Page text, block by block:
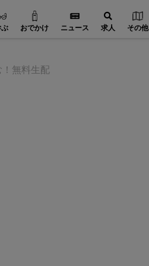
おでかけ ニュース 求人 その他
無料生配